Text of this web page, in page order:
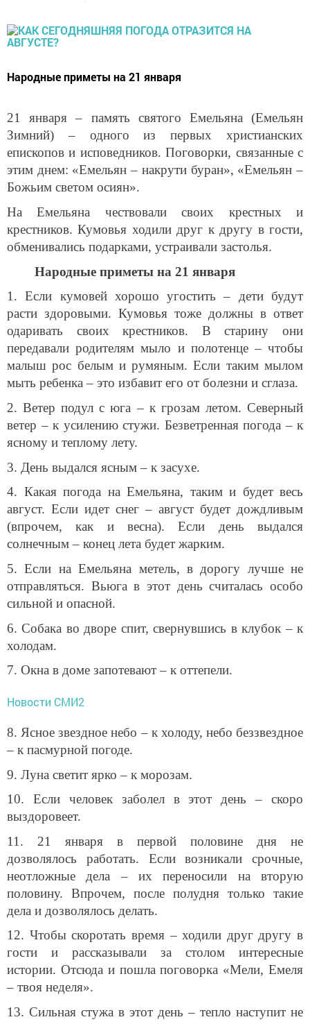
Народные приметы на 21 января
21 января – память святого Емельяна (Емельян
Зимний) – одного из первых христианских
епископов и исповедников. Поговорки, связанные с
этим днем: «Емельян – накрути буран», «Емельян –
Божьим светом осиян».
На Емельяна чествовали своих крестных и
крестников. Кумовья ходили друг к другу в гости,
обменивались подарками, устраивали застолья.
Народные приметы на 21 января
1. Если кумовей хорошо угостить – дети будут
расти здоровыми. Кумовья тоже должны в ответ
одаривать своих крестников. В старину они
передавали родителям мыло и полотенце – чтобы
малыш рос белым и румяным. Если таким мылом
мыть ребенка – это избавит его от болезни и сглаза.
2. Ветер подул с юга – к грозам летом. Северный
ветер – к усилению стужи. Безветренная погода – к
ясному и теплому лету.
3. День выдался ясным – к засухе.
4. Какая погода на Емельяна, таким и будет весь
август. Если идет снег – август будет дождливым
(впрочем, как и весна). Если день выдался
солнечным – конец лета будет жарким.
5. Если на Емельяна метель, в дорогу лучше не
отправляться. Вьюга в этот день считалась особо
сильной и опасной.
6. Собака во дворе спит, свернувшись в клубок – к
холодам.
7. Окна в доме запотевают – к оттепели.
Новости СМИ2
8. Ясное звездное небо – к холоду, небо беззвездное
– к пасмурной погоде.
9. Луна светит ярко – к морозам.
10. Если человек заболел в этот день – скоро
выздоровеет.
11. 21 января в первой половине дня не
дозволялось работать. Если возникали срочные,
неотложные дела – их переносили на вторую
половину. Впрочем, после полудня только такие
дела и дозволялось делать.
12. Чтобы скоротать время – ходили друг другу в
гости и рассказывали за столом интересные
истории. Отсюда и пошла поговорка «Мели, Емеля
– твоя неделя».
13. Сильная стужа в этот день – тепло наступит не